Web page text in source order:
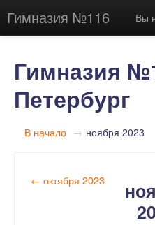
Гимназия №116 Вы
Гимназия
Петербург
В начало → ноября 2023
← октября 2023